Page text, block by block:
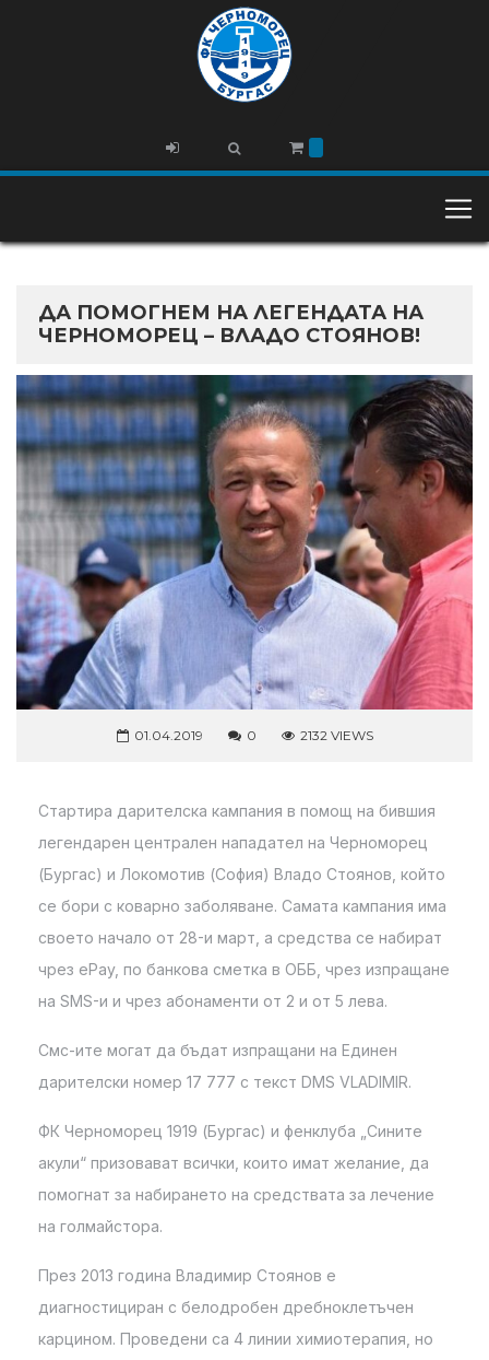
ДА ПОМОГНЕМ НА ЛЕГЕНДАТА НА
ЧЕРНОМОРЕЦ – ВЛАДО СТОЯНОВ!
01.04.2019 0 2132 VIEWS
Стартира дарителска кампания в помощ на бившия
легендарен централен нападател на Черноморец
(Бургас) и Локомотив (София) Владо Стоянов, който
се бори с коварно заболяване. Самата кампания има
своето начало от 28-и март, а средства се набират
чрез еPay, по банкова сметка в ОББ, чрез изпращане
на SMS-и и чрез абонаменти от 2 и от 5 лева.
Смс-ите могат да бъдат изпращани на Единен
дарителски номер 17 777 с текст DMS VLADIMIR.
ФК Черноморец 1919 (Бургас) и фенклуба „Сините
акули“ призовават всички, които имат желание, да
помогнат за набирането на средствата за лечение
на голмайстора.
През 2013 година Владимир Стоянов е
диагностициран с белодробен дребноклетъчен
карцином. Проведени са 4 линии химиотерапия, но